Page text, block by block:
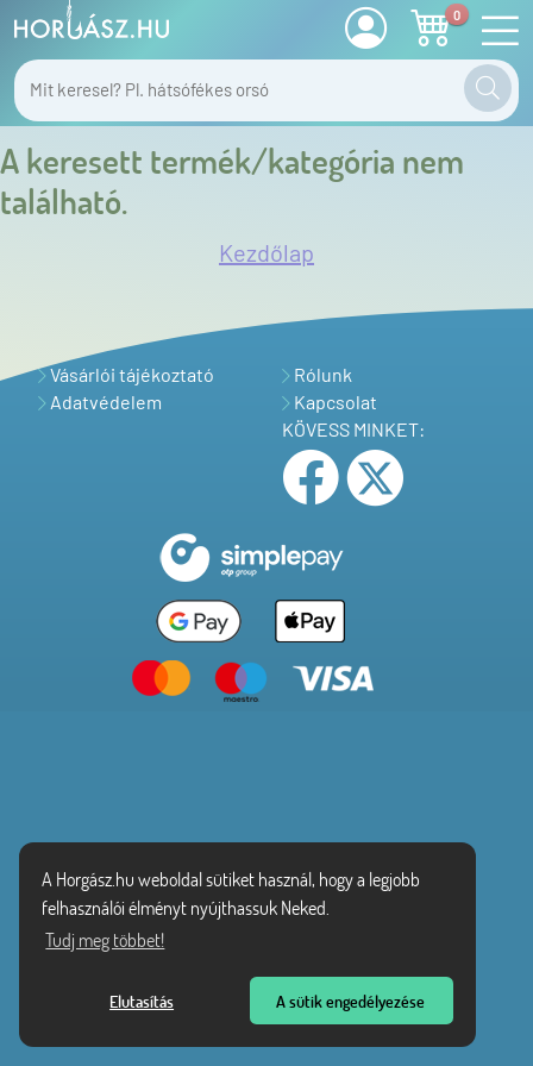
A Horgász.hu weboldal sütiket használ, hogy a legjobb
felhasználói élményt nyújthassuk Neked.
Tudj meg többet!
Elutasítás A sütik engedélyezése
0
A keresett termék/kategória nem
található.
Kezdőlap
Vásárlói tájékoztató
Adatvédelem
Rólunk
Kapcsolat
KÖVESS MINKET: